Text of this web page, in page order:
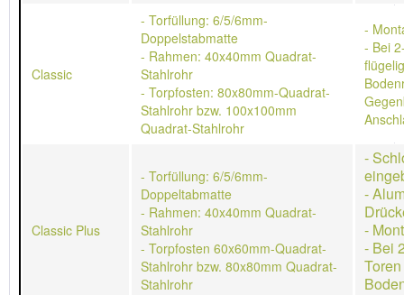
Classic
- Torfüllung: 6/5/6mm-
Doppelstabmatte
- Rahmen: 40x40mm Quadrat-
Stahlrohr
- Torpfosten: 80x80mm-Quadrat-
Stahlrohr bzw. 100x100mm
Quadrat-Stahlrohr
-
- Bei
Classic Plus
- Torfüllung: 6/5/6mm-
Doppeltabmatte
- Rahmen: 40x40mm Quadrat-
Stahlrohr
- Torpfosten 60x60mm-Quadrat-
Stahlrohr bzw. 80x80mm Quadrat-
Stahlrohr
-
-
-
- Bei